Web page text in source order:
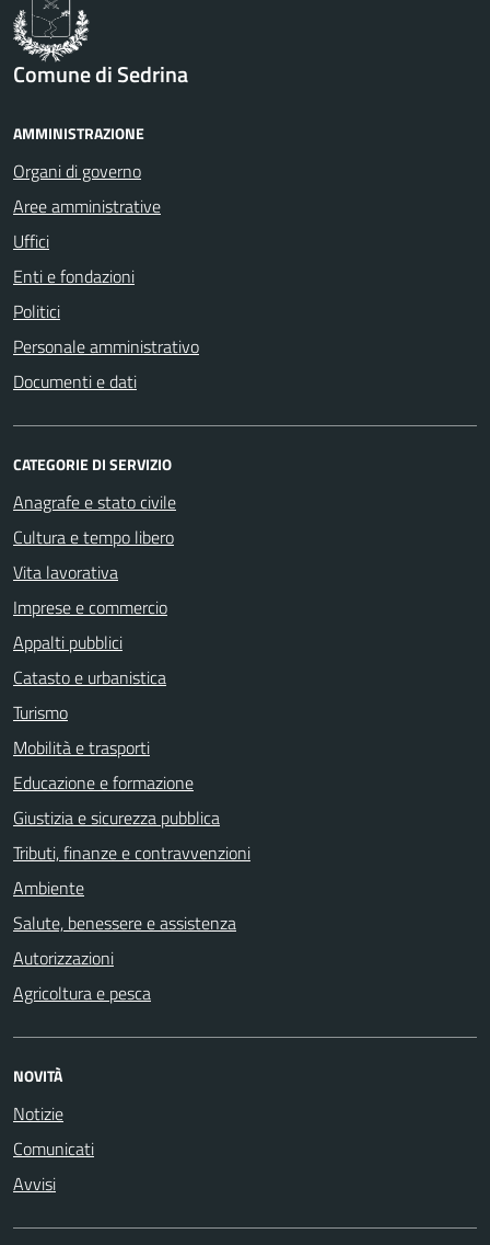
Comune di Sedrina
AMMINISTRAZIONE
Organi di governo
Aree amministrative
Uffici
Enti e fondazioni
Politici
Personale amministrativo
Documenti e dati
CATEGORIE DI SERVIZIO
Anagrafe e stato civile
Cultura e tempo libero
Vita lavorativa
Imprese e commercio
Appalti pubblici
Catasto e urbanistica
Turismo
Mobilità e trasporti
Educazione e formazione
Giustizia e sicurezza pubblica
Tributi, finanze e contravvenzioni
Ambiente
Salute, benessere e assistenza
Autorizzazioni
Agricoltura e pesca
NOVITÀ
Notizie
Comunicati
Avvisi